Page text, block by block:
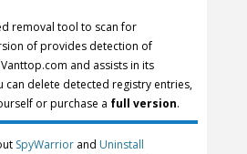
removal tool to scan for
of provides detection of
and assists in its
can delete detected registry entries,
or purchase a full version.
SpyWarrior and Uninstall